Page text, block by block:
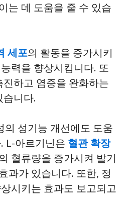
는 데 도움을 줄 수 있습
세포의 활동을 증가시키
력을 향상시킵니다. 또
하고 염증을 완화하는
습니다.
의 성기능 개선에도 도움
L-아르기닌은 혈관 확장
혈류량을 증가시켜 발기
과가 있습니다. 또한, 정
시키는 효과도 보고되고